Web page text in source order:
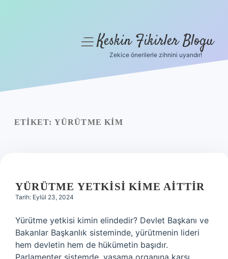
Yasal Uyarı
menüyüKeskin Fikirler Blogu
Zekice önerilerle zihnini uyandır!
ETIKET: YÜRÜTME KIM
YÜRÜTME YETKISI KIME AITTIR
Tarih: Eylül 23, 2024
Yürütme yetkisi kimin elindedir? Devlet Başkanı ve
Bakanlar Başkanlık sisteminde, yürütmenin lideri
hem devletin hem de hükümetin başıdır.
Parlamenter sistemde, yasama organına karşı